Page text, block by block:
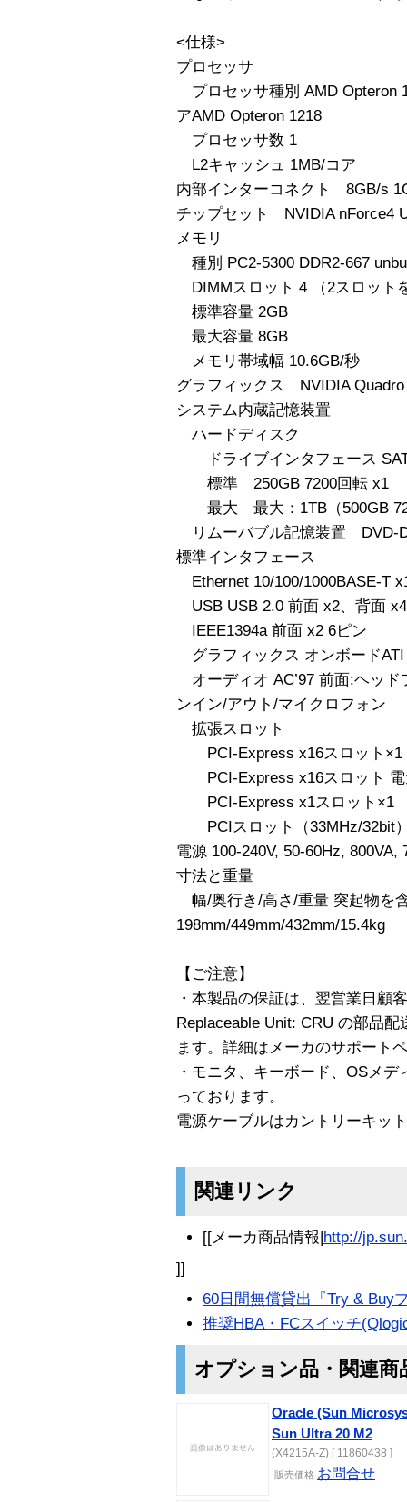
<仕様>
プロセッサ
プロセッサ種別 AMD Opteron
アAMD Opteron 1218
プロセッサ数 1
L2キャッシュ 1MB/コア
内部インターコネクト 8GB/s
チップセット NVIDIA nForce4
メモリ
種別 PC2-5300 DDR2-667
DIMMスロット 4 （2スロット
標準容量 2GB
最大容量 8GB
メモリ帯域幅 10.6GB/秒
グラフィックス NVIDIA Quadro
システム内蔵記憶装置
ハードディスク
ドライブインタフェース
標準 250GB 7200回転 x1
最大 最大：1TB（500GB
リムーバブル記憶装置 DVD-
標準インタフェース
Ethernet 10/100/1000BASE-T
USB USB 2.0 前面 x2、背面 x4
IEEE1394a 前面 x2 6ピン
グラフィックス オンボードATI
オーディオ AC’97 前面:ヘッ
ンイン/アウト/マイクロフォン
拡張スロット
PCI-Express x16スロット×1
PCI-Express x16スロット 電
PCI-Express x1スロット×1
PCIスロット（33MHz/32bit
電源 100-240V, 50-60Hz, 800VA,
寸法と重量
幅/奥行き/高さ/重量 突起物を
198mm/449mm/432mm/15.4kg
【ご注意】
・本製品の保証は、翌営業日顧
Replaceable Unit: CRU の部品
ます。詳細はメーカのサポート
・モニタ、キーボード、OSメ
っております。
電源ケーブルはカントリーキッ
関連リンク
[[メーカ商品情報|http://
]]
60日間無償貸出『Try & Buy
推奨HBA・FCスイッチ
オプション品・関連商
Oracle (Sun
Sun Ultra 20 M2
(X4215A-Z) [ 11860438 ]
販売価格 お問合せ